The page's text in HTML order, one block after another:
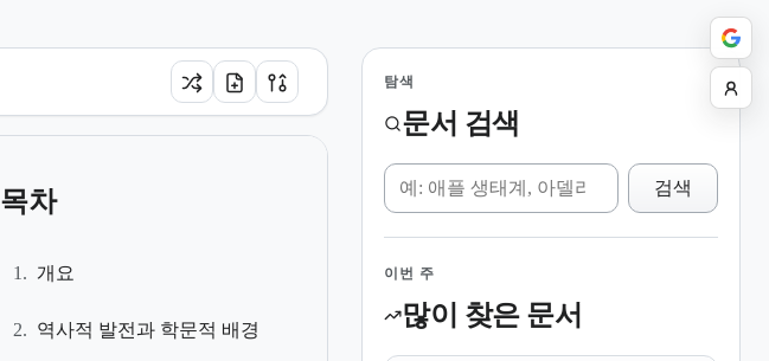
목차
1. 개요
2. 역사적 발전과 학문적 배경
탐색
문서 검색
위키 검색
검색
이번 주
많이 찾은 문서